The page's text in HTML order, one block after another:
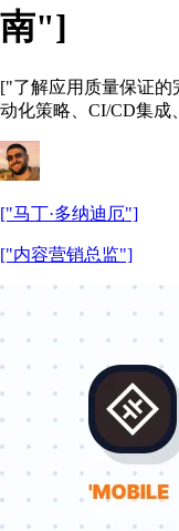
南"]
["了解应用质量保证的
动化策略、CI/CD集
["马丁·多纳迪厄"]
["内容营销总监"]